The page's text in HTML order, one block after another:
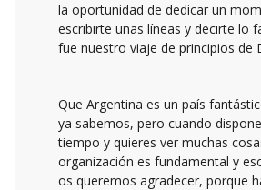
la oportunidad de dedicar un
escribirte unas líneas y decirte lo
fue nuestro viaje de principios de
Que Argentina es un país
ya sabemos, pero cuando
tiempo y quieres ver muchas
organización es fundamental y
os queremos agradecer, porque